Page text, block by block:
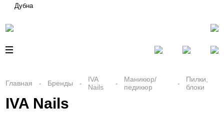
Дубна
Главная Бренды
IVA
Nails
Маникюр/
педикюр
Пилки,
блоки
IVA Nails